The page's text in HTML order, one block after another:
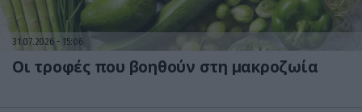
31.07.2026 15:06
Οι τροφές που βοηθούν στη μακροζωία